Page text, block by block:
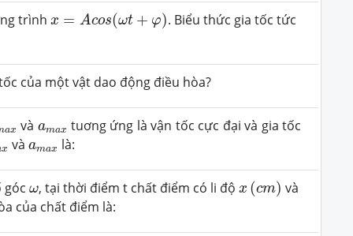
trình x = Acos(ωt + φ)
x o s(ωt +φ )
. Biểu thức gia tốc tức
của một vật dao động điều hòa?
ax
a x
và amax
ama x
tuơng ứng là vận tốc cực đại và gia tốc
x
a x
và amax
ama x
là:
góc ω
ω, tại thời điểm t chất điểm có li độ x (cm)
x cm) và
của chất điểm là: